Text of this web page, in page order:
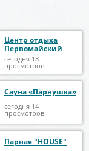
Центр отдыха
Первомайский
сегодня 18
просмотров
Сауна «Парнушка»
сегодня 14
просмотров
Парная "HOUSE"